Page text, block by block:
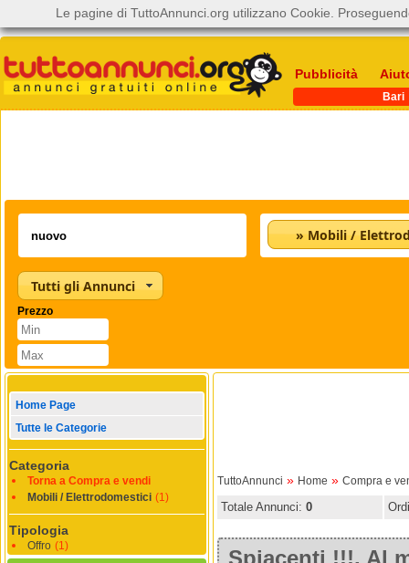
Pubblicità
Bari
Tutti gli Annunci
Prezzo
Home Page
Tutte le Categorie
Categoria
Torna a Compra e vendi
Mobili / Elettrodomestici (1)
Tipologia
Offro (1)
TuttoAnnunci » Home » Compra e
Totale Annunci: 0
Le pagine di TuttoAnnunci.org utilizzano Cookie.